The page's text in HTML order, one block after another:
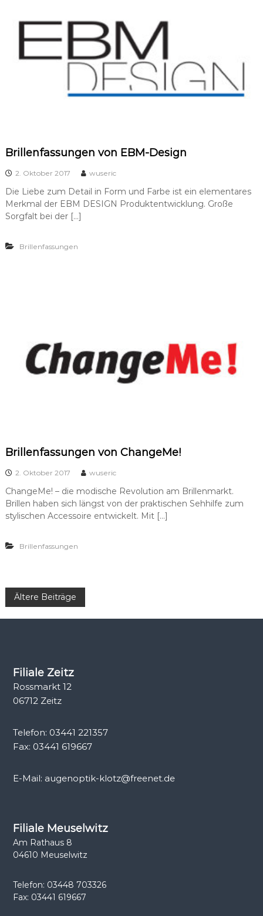
Brillenfassungen von EBM-Design
2. Oktober 2017 wuseric
Die Liebe zum Detail in Form und Farbe ist ein elementares
Merkmal der EBM DESIGN Produktentwicklung. Große
Sorgfalt bei der […]
Brillenfassungen
Brillenfassungen von ChangeMe!
2. Oktober 2017 wuseric
ChangeMe! – die modische Revolution am Brillenmarkt.
Brillen haben sich längst von der praktischen Sehhilfe zum
stylischen Accessoire entwickelt. Mit […]
Brillenfassungen
B
a
a
Ältere Beiträge
Filiale Zeitz
Rossmarkt 12
06712 Zeitz
Telefon: 03441 221357
Fax: 03441 619667
E-Mail: augenoptik-klotz@freenet.de
Filiale Meuselwitz
Am Rathaus 8
04610 Meuselwitz
Telefon: 03448 703326
Fax: 03441 619667